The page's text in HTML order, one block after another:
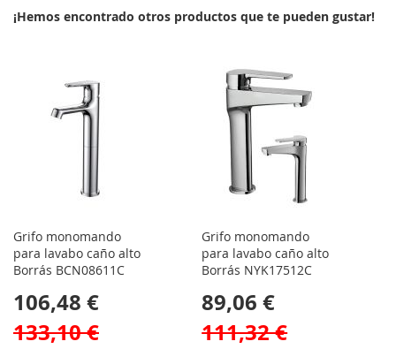
¡Hemos encontrado otros productos que te pueden gustar!
Grifo monomando
para lavabo caño alto
Borrás BCN08611C
106,48 €
133,10 €
Grifo monomando
para lavabo caño alto
Borrás NYK17512C
89,06 €
111,32 €